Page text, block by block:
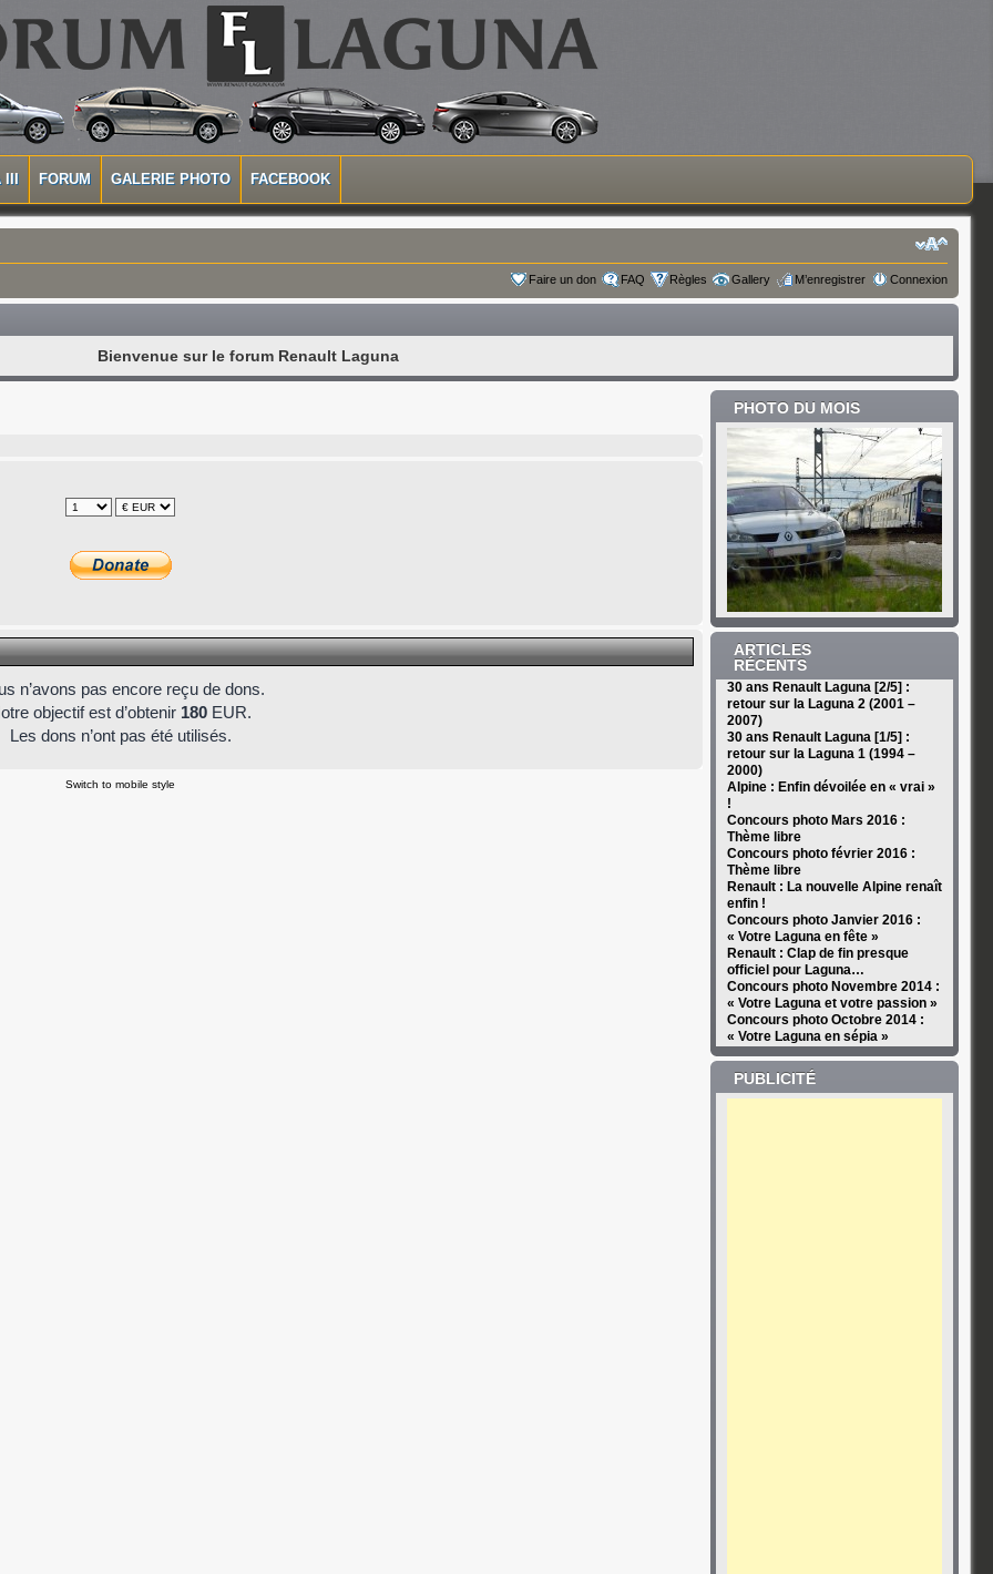
III FORUM GALERIE PHOTO FACEBOOK
Faire un don FAQ Règles Gallery M’enregistrer Connexion
Bienvenue sur le forum Renault Laguna
n’avons pas encore reçu de dons.
objectif est d’obtenir 180 EUR.
Les dons n’ont pas été utilisés.
Switch to mobile style
PHOTO DU MOIS
ARTICLES
RÉCENTS
30 ans Renault Laguna [2/5] :
retour sur la Laguna 2 (2001 –
2007)
30 ans Renault Laguna [1/5] :
retour sur la Laguna 1 (1994 –
2000)
Alpine : Enfin dévoilée en « vrai »
!
Concours photo Mars 2016 :
Thème libre
Concours photo février 2016 :
Thème libre
Renault : La nouvelle Alpine renaît
enfin !
Concours photo Janvier 2016 :
« Votre Laguna en fête »
Renault : Clap de fin presque
officiel pour Laguna…
Concours photo Novembre 2014 :
« Votre Laguna et votre passion »
Concours photo Octobre 2014 :
« Votre Laguna en sépia »
PUBLICITÉ